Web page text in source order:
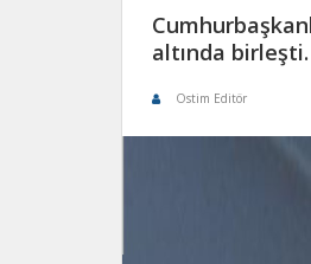
altında birleşti.
Ostim Editör